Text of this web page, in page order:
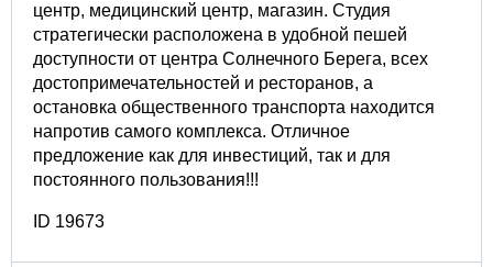
центр, медицинский центр, магазин. Студия
стратегически расположена в удобной пешей
доступности от центра Солнечного Берега, всех
достопримечательностей и ресторанов, а
остановка общественного транспорта находится
напротив самого комплекса. Отличное
предложение как для инвестиций, так и для
постоянного пользования!!!
ID 19673